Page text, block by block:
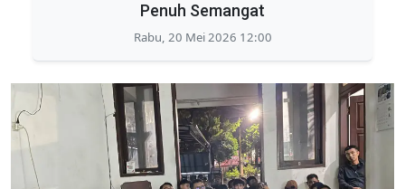
Penuh Semangat
Rabu, 20 Mei 2026 12:00